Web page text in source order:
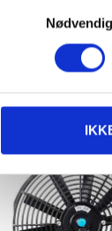
Nødvendig